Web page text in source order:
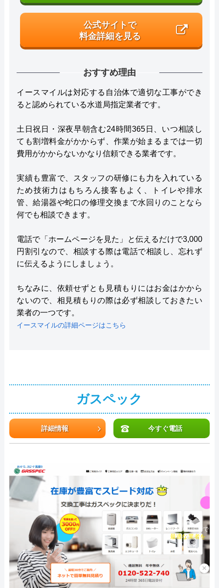
公式サイトで
料金詳細を見る
おすすめ理由
イースマイルは対応する自治体で適切な工事ができ
ると認められている水道局指定業者です。
土日祝日・深夜早朝含む24時間365日、いつ相談し
ても割増料金がかからず、作業が始まるまでは一切
費用がかからないかなり信頼できる業者です。
実績も豊富で、スタッフの研修にも力を入れている
ため技術力はもちろん接客もよく、トイレや排水
管、給湯器や蛇口の修理交換まで水回りのことなら
何でも相談できます。
電話で「ホームページを見た」と伝えるだけで3,000
円割引なので、相談する際は電話で相談し、忘れず
に伝えるようにしましょう。
ちなみに、依頼せずとも見積もりにはお金はかから
ないので、相見積もりの際は必ず相談しておきたい
業者の一つです。
イースマイルの詳細ページはこちら
ガスペック
詳細情報 今すぐ電話
×
チャット診断で
最適な業者を
ご提案